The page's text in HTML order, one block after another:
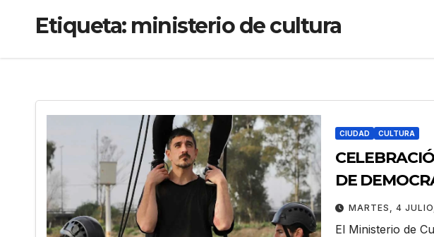
Etiqueta: ministerio de cultura
CIUDAD CULTURA
DE
MARTES, 4
El Ministerio de